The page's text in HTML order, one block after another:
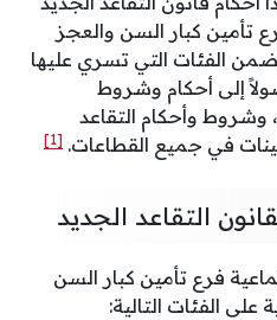
تأمين كبار السن والعجز
(68) التي تتضمن الفئات التي تسري عليها
إلى أحكام وشروط
وأحكام التقاعد
في جميع القطاعات. [1]
التقاعد الجديد
فرع تأمين كبار السن
على الفئات التالية: